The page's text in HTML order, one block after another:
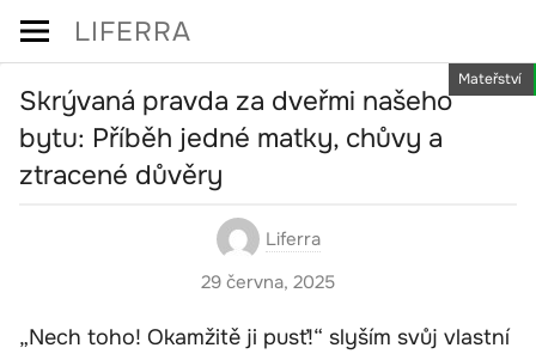
Skip
LIFERRA
Mateřství
Skrývaná pravda za dveřmi našeho
bytu: Příběh jedné matky, chůvy a
ztracené důvěry
Liferra
29 června, 2025
„Nech toho! Okamžitě ji pusť!“ slyším svůj vlastní